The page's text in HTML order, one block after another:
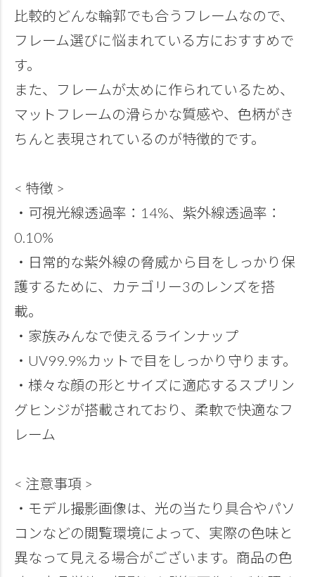
比較的どんな輪郭でも合うフレームなので、
フレーム選びに悩まれている方におすすめで
す。
また、フレームが太めに作られているため、
マットフレームの滑らかな質感や、色柄がき
ちんと表現されているのが特徴的です。
< 特徴 >
・可視光線透過率：14%、紫外線透過率：
0.10%
・日常的な紫外線の脅威から目をしっかり保
護するために、カテゴリー3のレンズを搭
載。
・家族みんなで使えるラインナップ
・UV99.9%カットで目をしっかり守ります。
・様々な顔の形とサイズに適応するスプリン
グヒンジが搭載されており、柔軟で快適なフ
レーム
< 注意事項 >
・モデル撮影画像は、光の当たり具合やパソ
コンなどの閲覧環境によって、実際の色味と
異なって見える場合がございます。商品の色